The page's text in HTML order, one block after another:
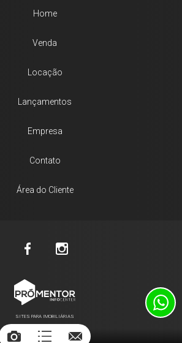
Home
Venda
Locação
Lançamentos
Empresa
Contato
Área do Cliente
SITES PARA IMOBILIÁRIAS